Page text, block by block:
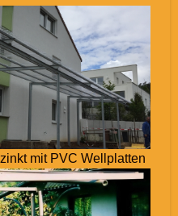
mit PVC Wellplatten